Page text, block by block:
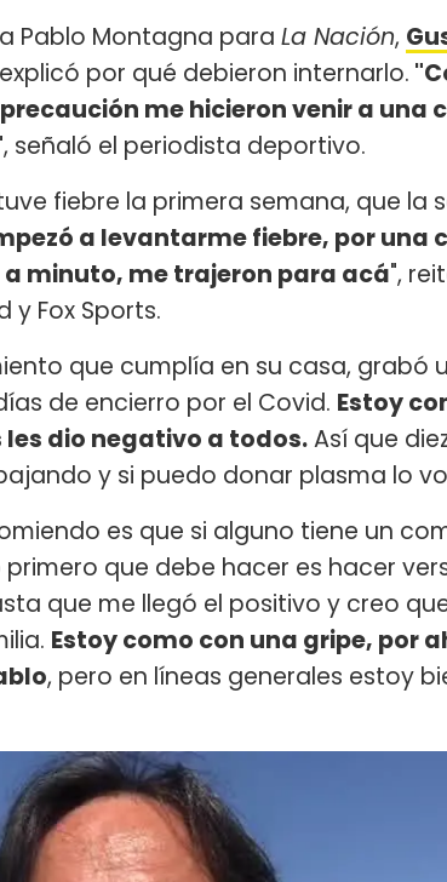
Pablo Montagna para La Nación,
por qué debieron internarlo.
me hicieron venir a una
, señaló el periodista deportivo.
fiebre la primera semana, que la
a levantarme fiebre, por una
minuto, me trajeron para acá",
y Fox Sports.
que cumplía en su casa, grabó
de encierro por el Covid. Estoy
les dio negativo a todos.Así que
y si puedo donar plasma lo
es que si alguno tiene un
que debe hacer es hacer
que me llegó el positivo y creo
Estoy como con una gripe, por
, pero en líneas generales estoy